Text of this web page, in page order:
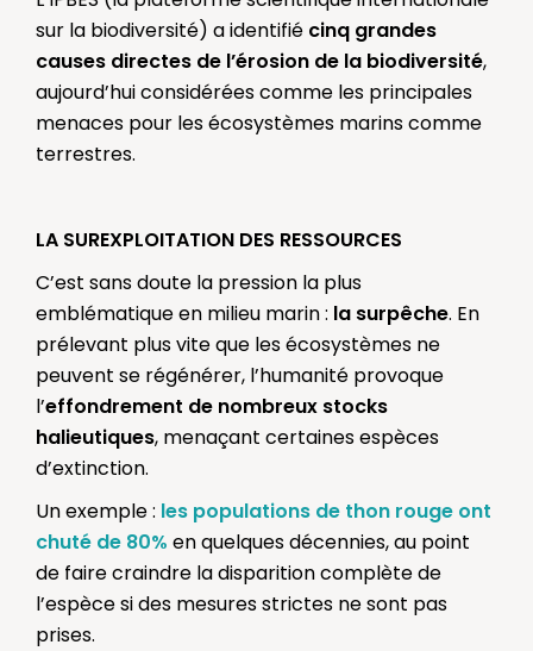
sur la biodiversité) a identifié cinq grandes
causes directes de l’érosion de la biodiversité,
aujourd’hui considérées comme les principales
menaces pour les écosystèmes marins comme
terrestres.
LA SUREXPLOITATION DES RESSOURCES
C’est sans doute la pression la plus
emblématique en milieu marin : la surpêche. En
prélevant plus vite que les écosystèmes ne
peuvent se régénérer, l’humanité provoque
l’effondrement de nombreux stocks
halieutiques, menaçant certaines espèces
d’extinction.
Un exemple : les populations de thon rouge ont
chuté de 80% en quelques décennies, au point
de faire craindre la disparition complète de
l’espèce si des mesures strictes ne sont pas
prises.